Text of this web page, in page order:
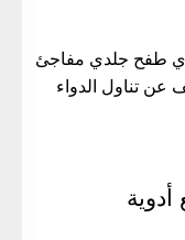
طفح جلدي مفاجئ
عن تناول الدواء